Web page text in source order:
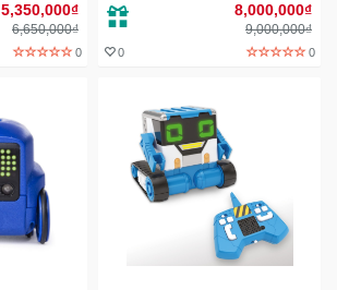
5,350,000₫
6,650,000₫
0
8,000,000₫
9,000,000₫
0 0